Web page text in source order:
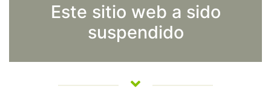
Este sitio web a sido
suspendido